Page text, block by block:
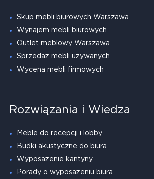
Skup mebli biurowych Warszawa
Wynajem mebli biurowych
Outlet meblowy Warszawa
Sprzedaż mebli używanych
Wycena mebli firmowych
Rozwiązania i Wiedza
Meble do recepcji i lobby
Budki akustyczne do biura
Wyposażenie kantyny
Porady o wyposażeniu biura